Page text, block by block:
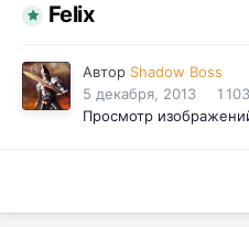
Felix
Автор Shadow Boss
5 декабря, 2013
1
Просмотр